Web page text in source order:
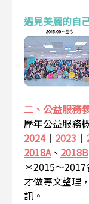
遇見美麗的自
二、公益服務
歷年公益服務
2024｜ 2023 ｜
2018A、 2018B
＊2015～
才做專文整理
訊。